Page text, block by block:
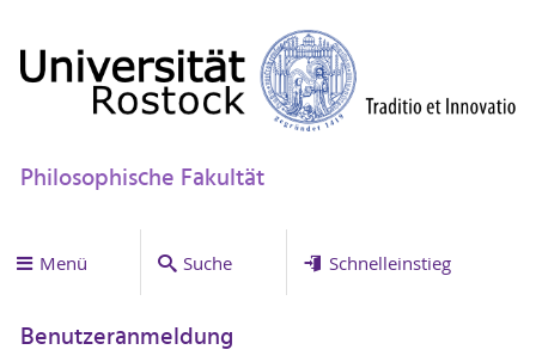
Philosophische Fakultät
Menü Suche Schnelleinstieg
Benutzeranmeldung